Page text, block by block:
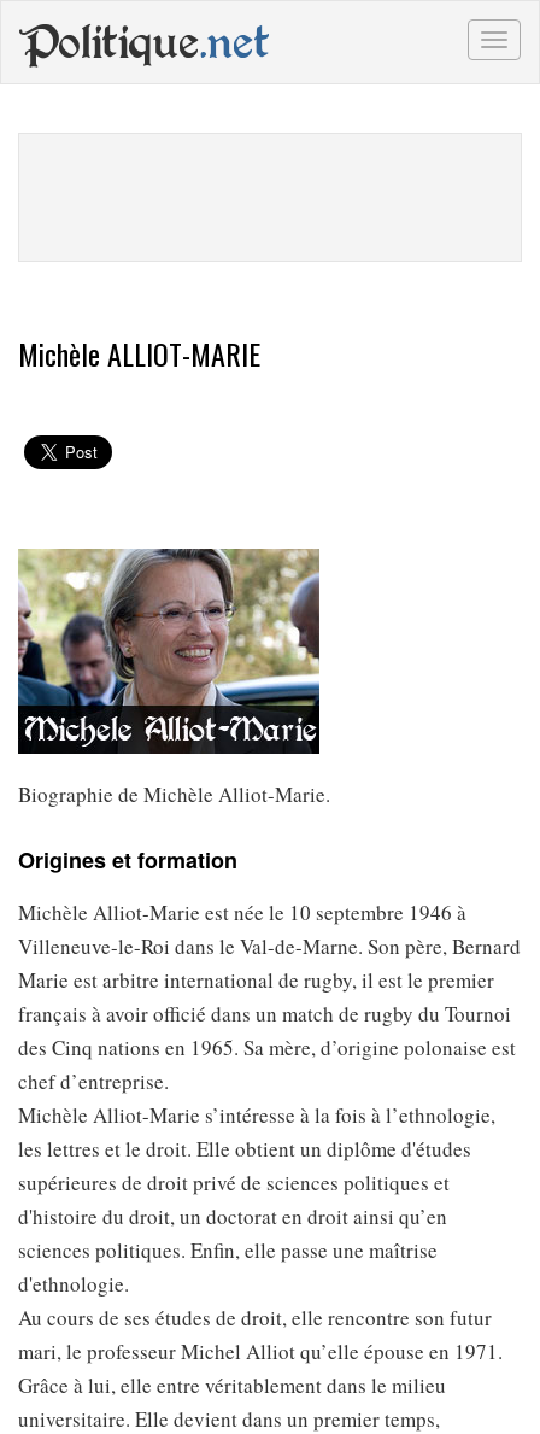
Politique.net
Michèle ALLIOT-MARIE
Biographie de Michèle Alliot-Marie.
Origines et formation
Michèle Alliot-Marie est née le 10 septembre 1946 à
Villeneuve-le-Roi dans le Val-de-Marne. Son père, Bernard
Marie est arbitre international de rugby, il est le premier
français à avoir officié dans un match de rugby du Tournoi
des Cinq nations en 1965. Sa mère, d’origine polonaise est
chef d’entreprise.
Michèle Alliot-Marie s’intéresse à la fois à l’ethnologie,
les lettres et le droit. Elle obtient un diplôme d'études
supérieures de droit privé de sciences politiques et
d'histoire du droit, un doctorat en droit ainsi qu’en
sciences politiques. Enfin, elle passe une maîtrise
d'ethnologie.
Au cours de ses études de droit, elle rencontre son futur
mari, le professeur Michel Alliot qu’elle épouse en 1971.
Grâce à lui, elle entre véritablement dans le milieu
universitaire. Elle devient dans un premier temps,